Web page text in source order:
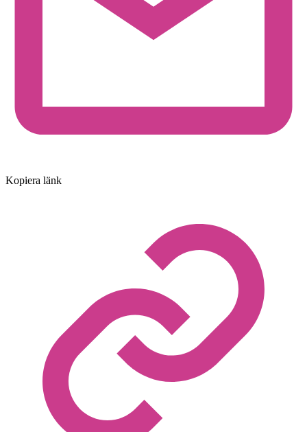
Kopiera länk